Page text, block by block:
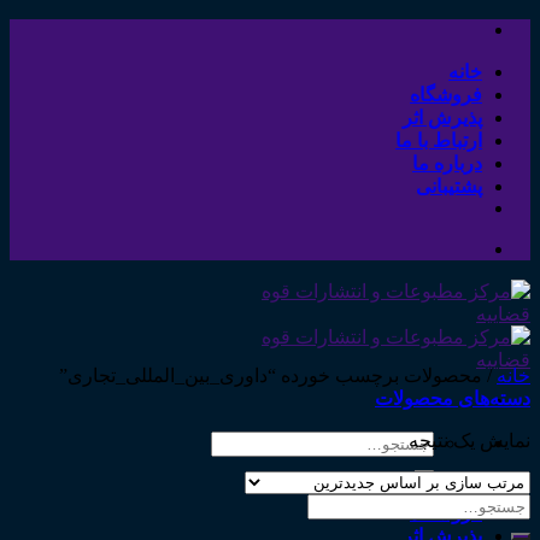
Skip
contentخانه
فروشگاه
پذیرش اثر
ارتباط با ما
درباره ما
پشتیبانی
جستجو
خانه
فروشگاه
پذیرش اثر
خانه /محصولات برچسب خورده “داوری_بین_المللی_تجاری”
دسته‌های محصولات
نمایش یک نتیجه
جستجو